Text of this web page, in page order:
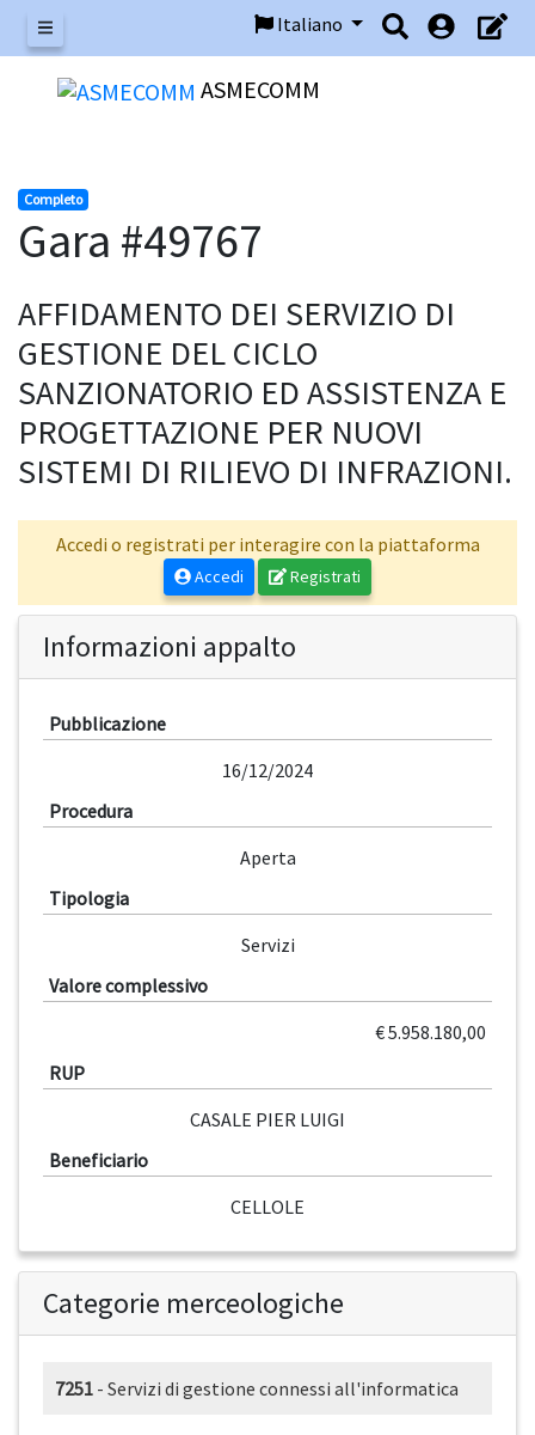
Menu
Italiano
ASMECOMM
Completo
Gara #49767
AFFIDAMENTO DEI SERVIZIO DI
GESTIONE DEL CICLO
SANZIONATORIO ED ASSISTENZA E
PROGETTAZIONE PER NUOVI
SISTEMI DI RILIEVO DI INFRAZIONI.
Accedi o registrati per interagire con la piattaforma
Accedi Registrati
Informazioni appalto
Pubblicazione
16/12/2024
Procedura
Aperta
Tipologia
Servizi
Valore complessivo
€ 5.958.180,00
RUP
CASALE PIER LUIGI
Beneficiario
CELLOLE
Categorie merceologiche
7251 - Servizi di gestione connessi all'informatica